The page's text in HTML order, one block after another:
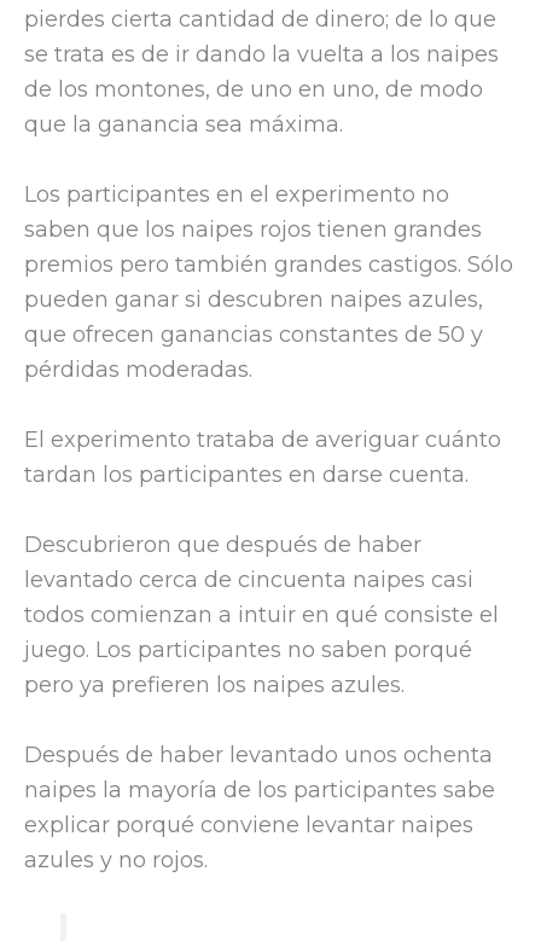
pierdes cierta cantidad de dinero; de lo que
se trata es de ir dando la vuelta a los naipes
de los montones, de uno en uno, de modo
que la ganancia sea máxima.
Los participantes en el experimento no
saben que los naipes rojos tienen grandes
premios pero también grandes castigos. Sólo
pueden ganar si descubren naipes azules,
que ofrecen ganancias constantes de 50 y
pérdidas moderadas.
El experimento trataba de averiguar cuánto
tardan los participantes en darse cuenta.
Descubrieron que después de haber
levantado cerca de cincuenta naipes casi
todos comienzan a intuir en qué consiste el
juego. Los participantes no saben porqué
pero ya prefieren los naipes azules.
Después de haber levantado unos ochenta
naipes la mayoría de los participantes sabe
explicar porqué conviene levantar naipes
azules y no rojos.